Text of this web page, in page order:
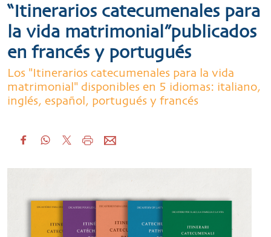
“Itinerarios catecumenales para
la vida matrimonial”publicados
en francés y portugués
Los "Itinerarios catecumenales para la vida
matrimonial" disponibles en 5 idiomas: italiano,
inglés, español, portugués y francés